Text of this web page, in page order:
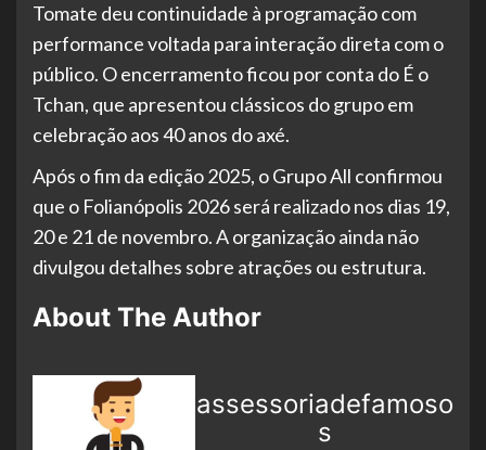
Tomate deu continuidade à programação com
performance voltada para interação direta com o
público. O encerramento ficou por conta do É o
Tchan, que apresentou clássicos do grupo em
celebração aos 40 anos do axé.
Após o fim da edição 2025, o Grupo All confirmou
que o Folianópolis 2026 será realizado nos dias 19,
20 e 21 de novembro. A organização ainda não
divulgou detalhes sobre atrações ou estrutura.
About The Author
assessoriadefamoso
s